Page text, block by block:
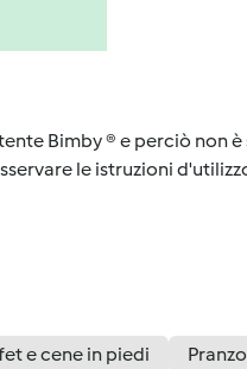
Bimby ® e perciò non
le istruzioni
e cene in piedi Pranzo